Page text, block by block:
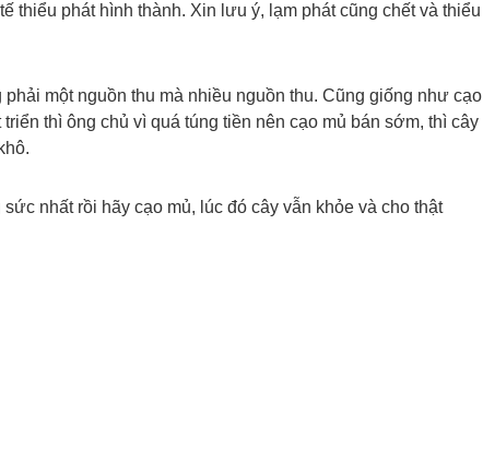
thiểu phát hình thành. Xin lưu ý, lạm phát cũng chết và thiểu
một nguồn thu mà nhiều nguồn thu. Cũng giống như cạo
thì ông chủ vì quá túng tiền nên cạo mủ bán sớm, thì cây
nhất rồi hãy cạo mủ, lúc đó cây vẫn khỏe và cho thật